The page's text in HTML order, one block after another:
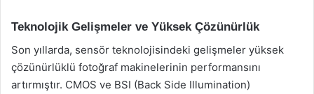
Teknolojik Gelişmeler ve Yüksek Çözünürlük
Son yıllarda, sensör teknolojisindeki gelişmeler yüksek
çözünürlüklü fotoğraf makinelerinin performansını
artırmıştır. CMOS ve BSI (Back Side Illumination)